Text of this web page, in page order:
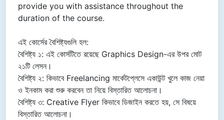
provide you with assistance throughout the
duration of the course.
এই কোর্সের বৈশিষ্ট্যগুলি হল:
বৈশিষ্ট্য ১: এই কোর্সটিতে রয়েছে Graphics Design-এর উপর মোট
২১টি লেসন।
বৈশিষ্ট্য ২: কিভাবে Freelancing মার্কেটপ্লেসে একাউন্ট খুলে কাজ নেয়া
ও ইনকাম করা শুরু করবেন তা নিয়ে বিস্তারিত আলোচনা।
বৈশিষ্ট্য ৩: Creative Flyer কিভাবে ডিজাইন করতে হয়, সে বিষয়ে
বিস্তারিত আলোচনা।